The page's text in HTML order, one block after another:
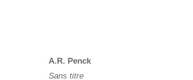
A.R. Penck
Sans titre